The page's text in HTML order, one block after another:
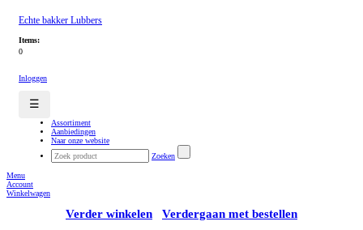
Echte bakker Lubbers
Items:
0
Inloggen
☰
Assortiment
Aanbiedingen
Naar onze website
Zoeken
Menu
Account
Winkelwagen
Verder winkelen Verdergaan met bestellen